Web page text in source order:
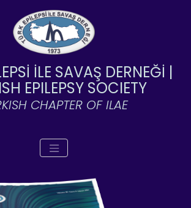
İLE SAVAŞ DERNEĞİ |
EPILEPSY SOCIETY
CHAPTER OF ILAE